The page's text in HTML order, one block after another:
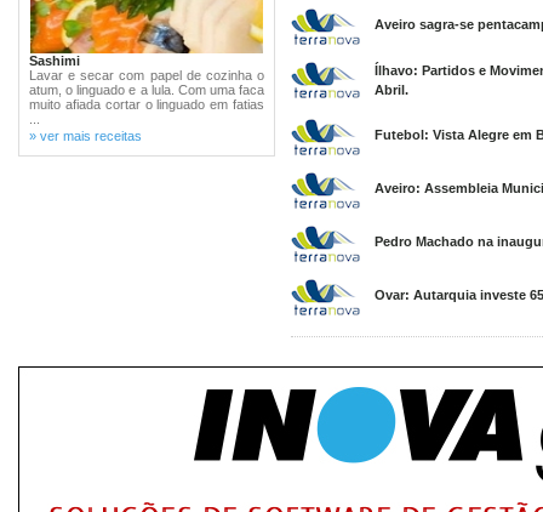
Sashimi
Lavar e secar com papel de cozinha o
atum, o linguado e a lula. Com uma faca
muito afiada cortar o linguado em fatias
» ver mais receitas
Aveiro sagra-se
Ílhavo: Partidos e
Abril.
Futebol: Vista Alegre em
Aveiro: Assembleia
Pedro Machado na
Ovar: Autarquia investe